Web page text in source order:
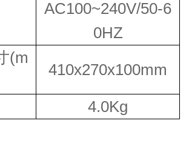
AC100~240V/50-6
0HZ
(m
410x270x100mm
4.0Kg